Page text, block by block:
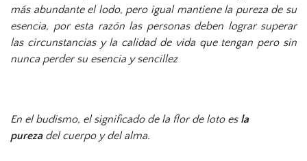
más abundante el lodo, pero igual mantiene la pureza de su
esencia, por esta razón las personas deben lograr superar
las circunstancias y la calidad de vida que tengan pero sin
nunca perder su esencia y sencillez
En el budismo, el significado de la flor de loto esla
purezadel cuerpo y del alma.